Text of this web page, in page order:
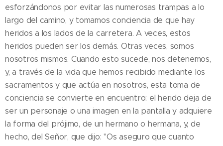
esforzándonos por evitar las numerosas trampas a lo
largo del camino, y tomamos conciencia de que hay
heridos a los lados de la carretera. A veces, estos
heridos pueden ser los demás. Otras veces, somos
nosotros mismos. Cuando esto sucede, nos detenemos,
y, a través de la vida que hemos recibido mediante los
sacramentos y que actúa en nosotros, esta toma de
conciencia se convierte en encuentro: el herido deja de
ser un personaje o una imagen en la pantalla y adquiere
la forma del prójimo, de un hermano o hermana, y, de
hecho, del Señor, que dijo: "Os aseguro que cuanto